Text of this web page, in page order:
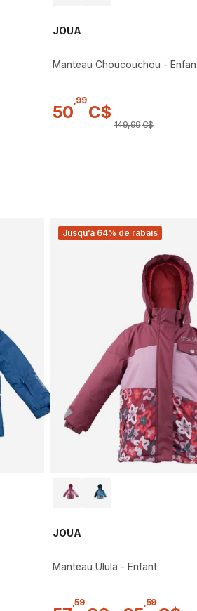
JOUA
Manteau Choucouchou -
50
99
C$
149,99C$
Jusqu’à 64% de rabais
JOUA
Manteau Ulula - Enfant
,59 ,59